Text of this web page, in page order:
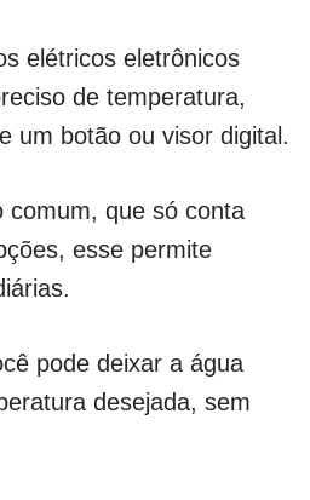
elétricos eletrônicos
de temperatura,
um botão ou visor digital.
comum, que só conta
esse permite
pode deixar a água
desejada, sem